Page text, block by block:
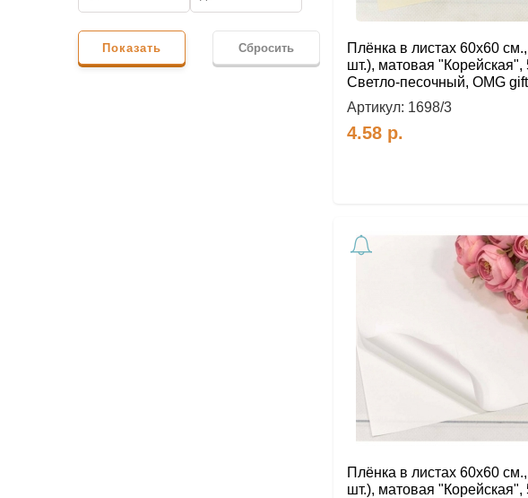
Показать Сбросить
Плёнка в листах 60х60
шт.), матовая "Корейская",
Светло-песочный, OMG
Артикул: 1698/3
4.58 р.
Плёнка в листах 60х60
шт.), матовая "Корейская",